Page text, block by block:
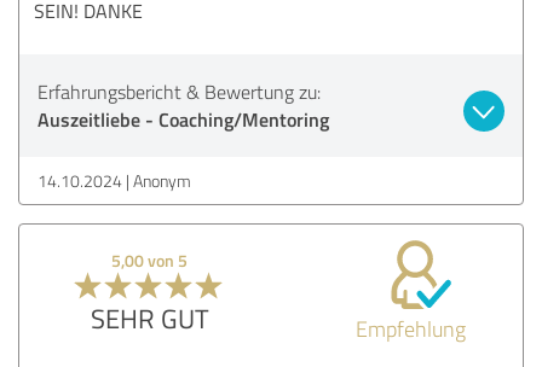
SEIN! DANKE
Erfahrungsbericht & Bewertung zu:
Auszeitliebe - Coaching/Mentoring
14.10.2024 Anonym
5,00 von 5
SEHR GUT Empfehlung